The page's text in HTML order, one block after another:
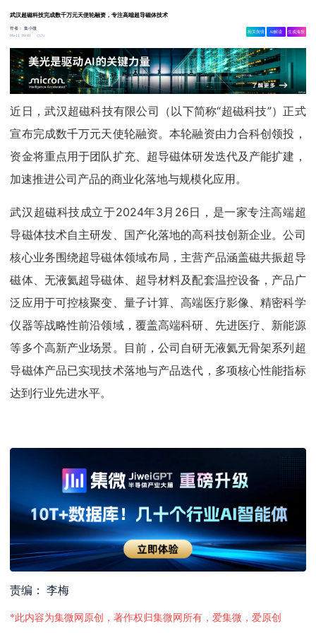
武汉超磁科技完成数千万元天使轮融资，专注高端超导磁体技术
作者：集小微
06-11 16:41
2w
相关舆情 AI解读 生成海报
近日，武汉超磁科技有限公司（以下简称“超磁科技”）正式
宣布完成数千万元天使轮融资。本轮融资由力合科创领投，
资金将重点用于团队扩充、超导磁体研发迭代及产能扩建，
加速推进公司产品的商业化落地与规模化应用。
武汉超磁科技成立于2024年3月26日，是一家专注高端超
导磁体技术自主研发、国产化落地的高科技创新企业。公司
核心业务围绕超导磁体领域布局，主营产品涵盖磁共振超导
磁体、无液氦超导磁体、超导材料及配套温控设备，产品广
泛应用于可控核聚变、量子计算、高端医疗影像、精密科学
仪器等战略性前沿领域，覆盖高端科研、先进医疗、新能源
等多个高新产业场景。目前，公司自研无液氦无骨架系列超
导磁体产品已实现技术落地与产品迭代，多项核心性能指标
达到行业先进水平。
责编： 李梅
*此内容为集微网原创，著作权归集微网所有，爱集微，爱原创